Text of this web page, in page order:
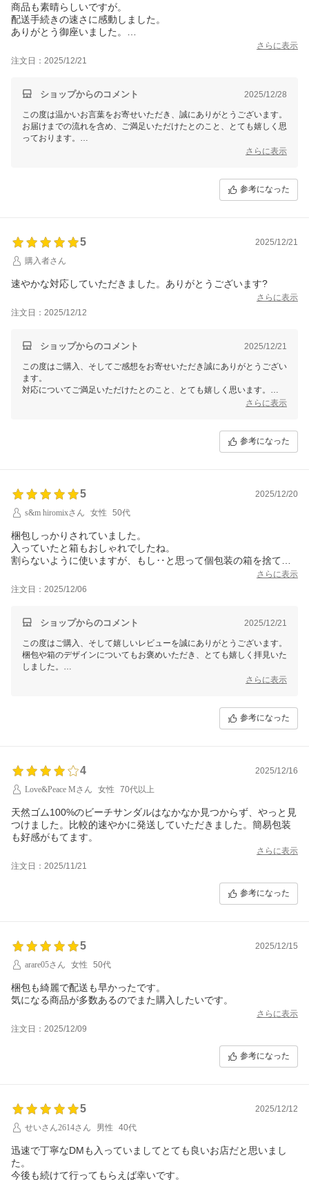
商品も素晴らしいですが。
配送手続きの速さに感動しました。
ありがとう御座いました。
ありがとう御座いました。
さらに表示
注文日：2025/12/21
ショップからのコメント 2025/12/28
この度は温かいお言葉をお寄せいただき、誠にありがとうございます。
お届けまでの流れを含め、ご満足いただけたとのこと、とても嬉しく思
っております。
また、大切な贈り物としてお選びいただき、お相手の方にも喜んでいた
今後も気持ちよくお買い物いただけるよう努めてまいります。
さらに表示
参考になった
5
2025/12/21
購入者さん
速やかな対応していただきました。ありがとうございます?
さらに表示
注文日：2025/12/12
ショップからのコメント 2025/12/21
この度はご購入、そしてご感想をお寄せいただき誠にありがとうござい
ます。
対応についてご満足いただけたとのこと、とても嬉しく思います。
また何かございましたら、どうぞお気軽にお声がけください。さらに表示
参考になった
5
2025/12/20
s&m hiromixさん
女性 50代
梱包しっかりされていました。
入っていたと箱もおしゃれでしたね。
割らないように使いますが、もし‥と思って個包装の箱を捨てず
大事に楽しんで使いたいと思います。
さらに表示
注文日：2025/12/06
ショップからのコメント 2025/12/21
この度はご購入、そして嬉しいレビューを誠にありがとうございます。
梱包や箱のデザインについてもお褒めいただき、とても嬉しく拝見いた
しました。
ぜひ日々の暮らしの中で、楽しみながらご愛用くださいね。
さらに表示
参考になった
4
2025/12/16
Love&Peace Mさん
女性 70代以上
天然ゴム100%のビーチサンダルはなかなか見つからず、やっと見
つけました。比較的速やかに発送していただきました。簡易包装
も好感がもてます。
さらに表示
注文日：2025/11/21
参考になった
5
2025/12/15
arare05さん
女性 50代
梱包も綺麗で配送も早かったです。
気になる商品が多数あるのでまた購入したいです。
さらに表示
注文日：2025/12/09
参考になった
5
2025/12/12
せいさん2614さん
男性 40代
迅速で丁寧なDMも入っていましてとても良いお店だと思いまし
た。
今後も続けて行ってもらえば幸いです。